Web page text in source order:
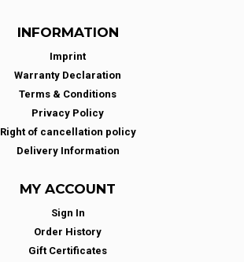
INFORMATION
Imprint
Warranty Declaration
Terms & Conditions
Privacy Policy
Right of cancellation policy
Delivery Information
MY ACCOUNT
Sign In
Order History
Gift Certificates